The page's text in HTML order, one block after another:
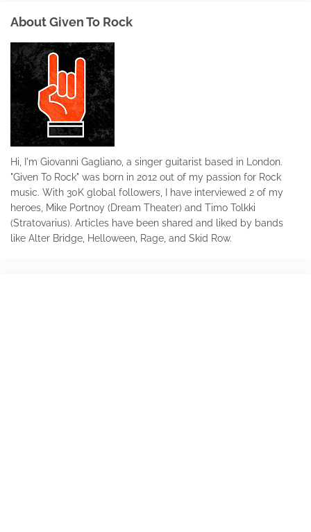
About Given To Rock
Hi, I'm Giovanni Gagliano, a singer guitarist based in London.
"Given To Rock" was born in 2012 out of my passion for Rock
music. With 30K global followers, I have interviewed 2 of my
heroes, Mike Portnoy (Dream Theater) and Timo Tolkki
(Stratovarius). Articles have been shared and liked by bands
like Alter Bridge, Helloween, Rage, and Skid Row.